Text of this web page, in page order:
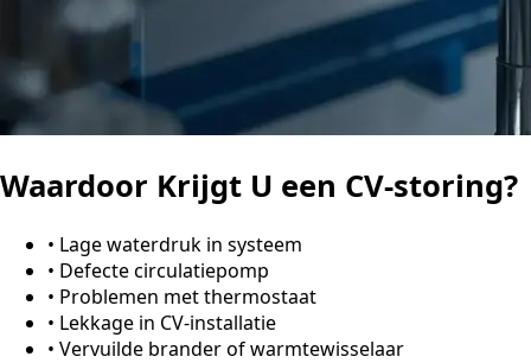
Waardoor Krijgt U een CV-storing?
• Lage waterdruk in systeem
• Defecte circulatiepomp
• Problemen met thermostaat
• Lekkage in CV-installatie
• Vervuilde brander of warmtewisselaar